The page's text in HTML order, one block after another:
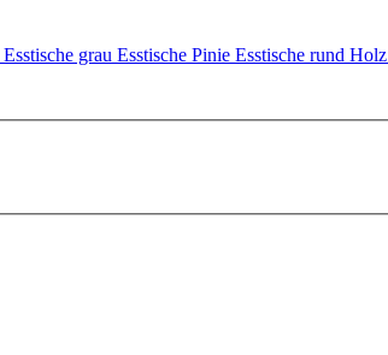
Esstische grau Esstische Pinie Esstische rund Holz